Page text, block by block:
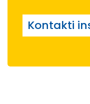
Kontakti